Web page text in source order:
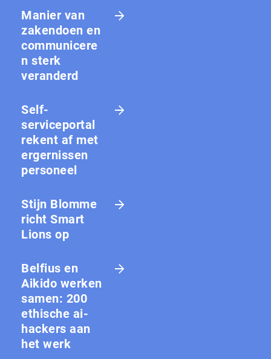
Manier van
zakendoen en
communicere
n sterk
veranderd
Self-
serviceportal
rekent af met
ergernissen
personeel
Stijn Blomme
richt Smart
Lions op
Belfius en
Aikido werken
samen: 200
ethische ai-
hackers aan
het werk